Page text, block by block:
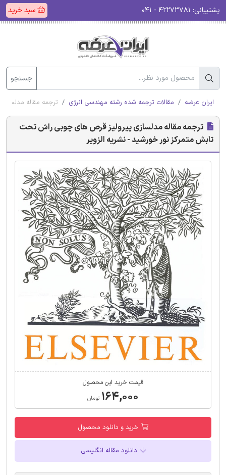
پشتیبانی: سبد خرید
جستجو
ایران عرضه مقالات ترجمه شده رشته مهندسی انرژی ترجمه مقاله
ترجمه مقاله مدلسازی پیرولیز قرص های چوبی راش تحت
تابش متمرکز نور خورشید - نشریه الزویر
قیمت خرید این محصول
۱۶۴,۰۰۰ تومان
خرید و دانلود محصول
دانلود مقاله انگلیسی